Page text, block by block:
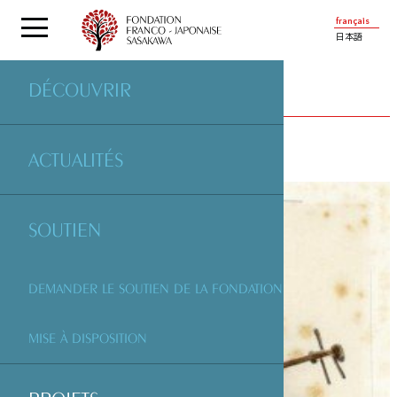
français
日本語
DÉCOUVRIR
ACTUALITÉS
SOUTIEN
DEMANDER LE SOUTIEN DE LA FONDATION
MISE À DISPOSITION
PROJETSSOUTENUS PAR LA FONDATION